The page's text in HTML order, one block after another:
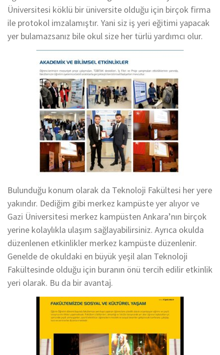
Üniversitesi köklü bir üniversite olduğu için birçok firma
ile protokol imzalamıştır. Yani siz iş yeri eğitimi yapacak
yer bulamazsanız bile okul size her türlü yardımcı olur.
Bulunduğu konum olarak da Teknoloji Fakültesi her yere
yakındır. Dediğim gibi merkez kampüste yer alıyor ve
Gazi Üniversitesi merkez kampüsten Ankara’nın birçok
yerine kolaylıkla ulaşım sağlayabilirsiniz. Ayrıca okulda
düzenlenen etkinlikler merkez kampüste düzenlenir.
Genelde de okuldaki en büyük yeşil alan Teknoloji
Fakültesinde olduğu için buranın önü tercih edilir etkinlik
yeri olarak. Bu da bir avantaj.